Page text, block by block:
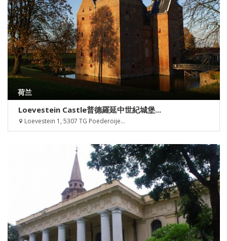
荷兰
Loevestein Castle普德羅延中世紀城堡...
Loevestein 1, 5307 TG Poederoije...